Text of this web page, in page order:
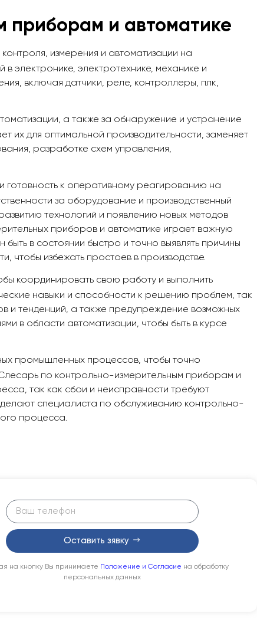
приборам и автоматике
измерения и автоматизации на
электронике, электротехнике, механике и
включая датчики, реле, контроллеры, плк,
а также за обнаружение и устранение
для оптимальной производительности, заменяет
разработке схем управления,
готовность к оперативному реагированию на
за оборудование и производственный
технологий и появлению новых методов
приборов и автоматике играет важную
в состоянии быстро и точно выявлять причины
чтобы избежать простоев в производстве.
координировать свою работу и выполнить
навыки и способности к решению проблем, так
и тенденций, а также предупреждение возможных
в области автоматизации, чтобы быть в курсе
промышленных процессов, чтобы точно
по контрольно-измерительным приборам и
так как сбои и неисправности требуют
специалиста по обслуживанию контрольно-
процесса.
Оставить зявку
на кнопку Вы принимаете Положение и Согласие на обработку
персональных данных